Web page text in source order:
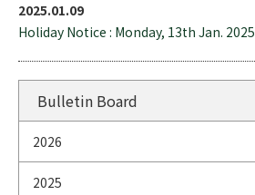
2025.01.09
Holiday Notice : Monday, 13th Jan. 2025
Bulletin Board
2026
2025